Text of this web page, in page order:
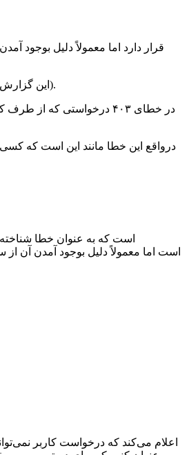
با توجه به ماهیت خطای ۴۰۳، هیچ گزارش تکمیلی و دلیل قطعی به کاربر نشان داده نمی‌شود (البته در وب سرور IIS این گزارش به صورت خلاصه وار ممکن است نشان داده شود).
در خطای ۴۰۳ درخواستی
درواقع این خطا مانند این است که